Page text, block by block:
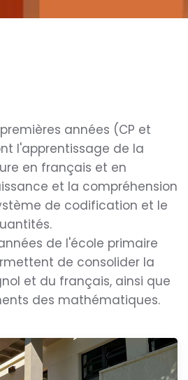
années (CP et
l'apprentissage de la
en français et en
et la compréhension
de codification et le
de l'école primaire
de consolider la
et du français, ainsi que
des mathématiques.